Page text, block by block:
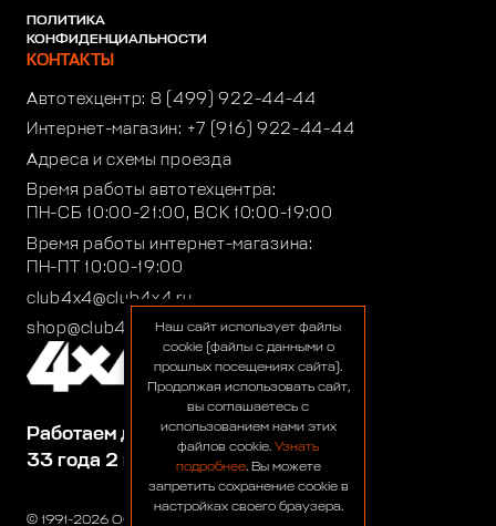
© 1991-2026 ООО «Сервис 4х4»
Работаем для вас:
33 года 2 месяца 23 дня
ПОЛИТИКА
КОНФИДЕНЦИАЛЬНОСТИ
КОНТАКТЫ
Автотехцентр: 8 (499) 922-44-44
Интернет-магазин: +7 (916) 922-44-44
Адреса и схемы проезда
Время работы автотехцентра:
ПН-СБ 10:00-21:00, ВСК 10:00-19:00
Время работы интернет-магазина:
ПН-ПТ 10:00-19:00
club4x4@club4x4.ru
shop@club4x4.ruНаш сайт использует файлы
cookie (файлы с данными о
прошлых посещениях сайта).
Продолжая использовать сайт,
вы соглашаетесь с
использованием нами этих
файлов cookie. Узнать
подробнее. Вы можете
запретить сохранение cookie в
настройках своего браузера.